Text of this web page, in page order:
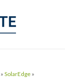
»SolarEdge »